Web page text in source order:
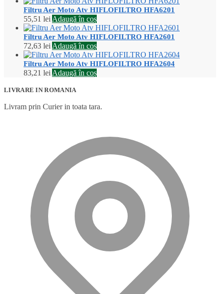
Filtru Aer Moto Atv HIFLOFILTRO HFA6201
55,51 lei Adaugă în coș
Filtru Aer Moto Atv HIFLOFILTRO HFA2601
72,63 lei Adaugă în coș
Filtru Aer Moto Atv HIFLOFILTRO HFA2604
83,21 lei Adaugă în coș
LIVRARE IN ROMANIA
Livram prin Curier in toata tara.